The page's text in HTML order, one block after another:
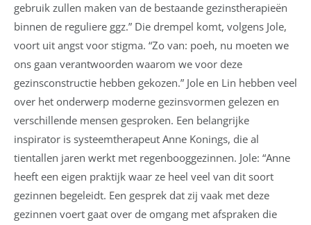
gebruik zullen maken van de bestaande gezinstherapieën
binnen de reguliere ggz.” Die drempel komt, volgens Jole,
voort uit angst voor stigma. “Zo van: poeh, nu moeten we
ons gaan verantwoorden waarom we voor deze
gezinsconstructie hebben gekozen.” Jole en Lin hebben veel
over het onderwerp moderne gezinsvormen gelezen en
verschillende mensen gesproken. Een belangrijke
inspirator is systeemtherapeut Anne Konings, die al
tientallen jaren werkt met regenbooggezinnen. Jole: “Anne
heeft een eigen praktijk waar ze heel veel van dit soort
gezinnen begeleidt. Een gesprek dat zij vaak met deze
gezinnen voert gaat over de omgang met afspraken die